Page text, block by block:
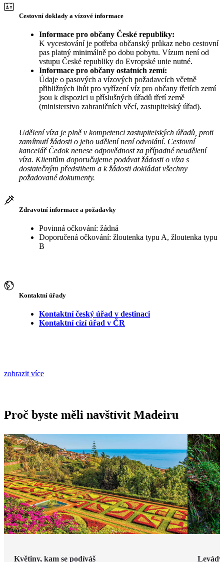
Cestovní doklady a vízové informace
Informace pro občany České republiky:
K vycestování je potřeba občanský průkaz nebo cestovní
pas platný minimálně po dobu pobytu. Vízum není od
vstupu České republiky do Evropské unie nutné.
Informace pro občany ostatních zemí:
Údaje o pasových a vízových požadavcích včetně
přibližných lhůt pro vyřízení víz pro občany třetích zemí
jsou k dispozici u příslušných úřadů třetí země
(ministerstvo zahraničních věcí, zastupitelský úřad).
Udělení víza je plně v kompetenci zastupitelských úřadů, proti
zamítnutí žádosti o jeho udělení není odvolání. Cestovní
kancelář Čedok nenese odpovědnost za případné neudělení
víza. Klientům doporučujeme podávat žádosti o víza s
dostatečným předstihem a k žádosti dokládat všechny
požadované dokumenty.
Zdravotní informace a požadavky
Povinná očkování: žádná
Doporučená očkování: žloutenka typu A, žloutenka typu
B
Kontaktní úřady
Kontaktní český úřad v destinaci
Kontaktní cizí úřad v ČR
zobrazit více
Proč byste měli navštívit Madeiru
Květiny, kam se podíváš Levády